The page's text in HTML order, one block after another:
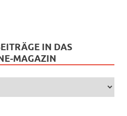
IN DAS
MAGAZIN